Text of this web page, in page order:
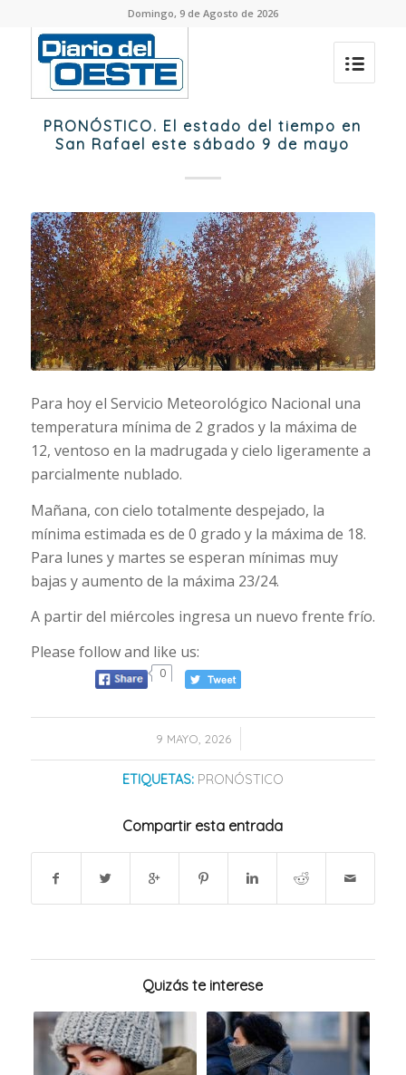
Domingo, 9 de Agosto de 2026
PRONÓSTICO. El estado del tiempo en
San Rafael este sábado 9 de mayo
Para hoy el Servicio Meteorológico Nacional una
temperatura mínima de 2 grados y la máxima de
12, ventoso en la madrugada y cielo ligeramente a
parcialmente nublado.
Mañana, con cielo totalmente despejado, la
mínima estimada es de 0 grado y la máxima de 18.
Para lunes y martes se esperan mínimas muy
bajas y aumento de la máxima 23/24.
A partir del miércoles ingresa un nuevo frente frío.
Please follow and like us:
0
9 MAYO, 2026
/
ETIQUETAS: PRONÓSTICO
Compartir esta entrada
Quizás te interese